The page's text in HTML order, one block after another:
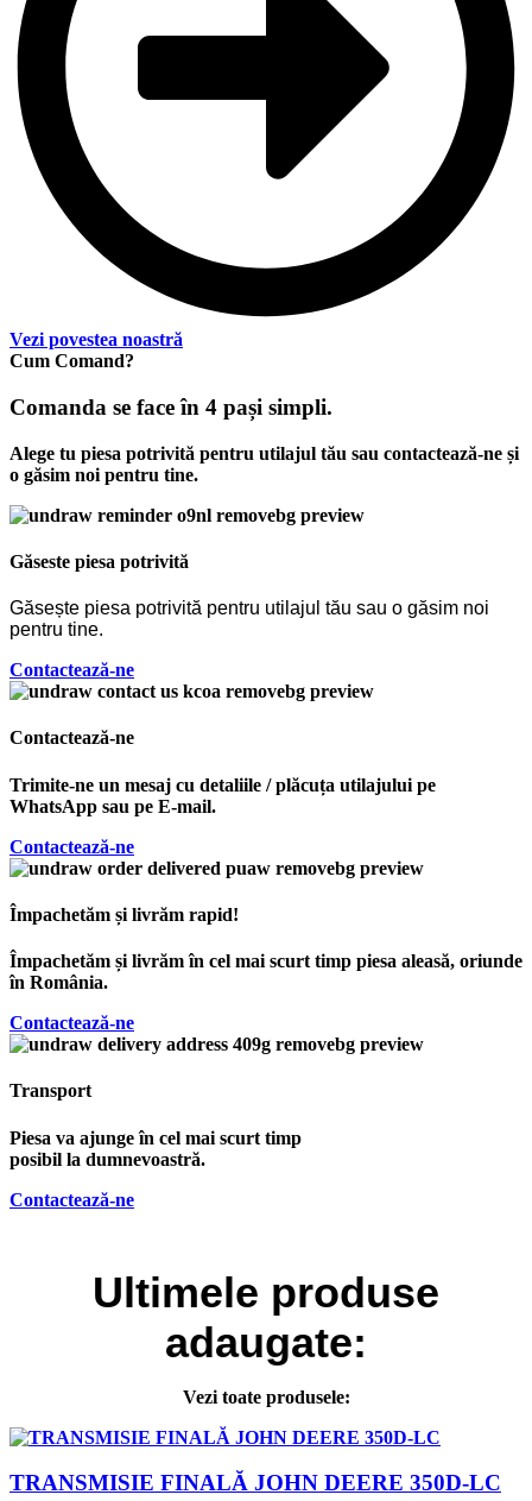
Vezi povestea noastră
Cum Comand?
Comanda se face în 4 pași simpli.
Alege tu piesa potrivită pentru utilajul tău sau contactează-ne și
o găsim noi pentru tine.
Găseste piesa potrivită
Găsește piesa potrivită pentru utilajul tău sau o găsim noi
pentru tine.
Contactează-ne
Contactează-ne
Trimite-ne un mesaj cu detaliile / plăcuța utilajului pe
WhatsApp sau pe E-mail.
Contactează-ne
Împachetăm și livrăm rapid!
Împachetăm și livrăm în cel mai scurt timp piesa aleasă, oriunde
în România.
Contactează-ne
Transport
Piesa va ajunge în cel mai scurt timp
posibil la dumnevoastră.
Contactează-ne
Ultimele produse
adaugate:
Vezi toate produsele:
TRANSMISIE FINALĂ JOHN DEERE 350D-LC